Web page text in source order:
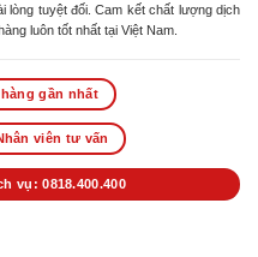
lòng tuyệt đối. Cam kết chất lượng dịch
luôn tốt nhất tại Việt Nam.
gần nhất
viên tư vấn
vụ: 0818.400.400